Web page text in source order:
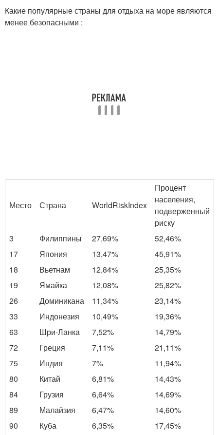
Какие популярные страны для отдыха на море являются
менее безопасными :
Место Страна WorldRiskIndex
Процент
населения,
подверженный
риску
3
Филиппины 27,69%
52,46%
17
Япония 13,47%
45,91%
18
Вьетнам 12,84%
25,35%
19
Ямайка 12,08%
25,82%
26
Доминикана 11,34%
23,14%
33
Индонезия 10,49%
19,36%
63
Шри-Ланка 7,52%
14,79%
72
Греция 7,11%
21,11%
75
Индия 7%
11,94%
80
Китай 6,81%
14,43%
84
Грузия 6,64%
14,69%
89
Малайзия 6,47%
14,60%
90
Куба 6,35%
17,45%